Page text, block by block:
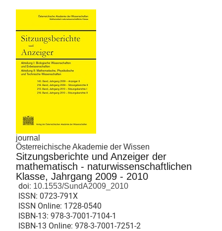
journal
Österreichische Akademie der Wissen
Sitzungsberichte und Anzeiger der
mathematisch - naturwissenschaftlichen
Klasse, Jahrgang 2009 - 2010
doi: 10.1553/SundA2009_2010
ISSN: 0723-791X
ISSN Online: 1728-0540
ISBN-13: 978-3-7001-7104-1
ISBN-13 Online: 978-3-7001-7251-2